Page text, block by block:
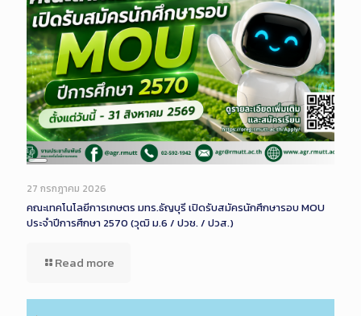
Long
Description
27 กรกฎาคม 2026
คณะเทคโนโลยีการเกษตร มทร.ธัญบุรี เปิดรับสมัครนักศึกษารอบ MOU
ประจำปีการศึกษา 2570 (วุฒิ ม.6 / ปวช. / ปวส.)
Read more